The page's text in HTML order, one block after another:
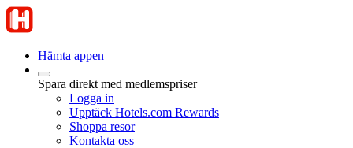
Hämta appen
Spara direkt med medlemspriser
Logga in
Upptäck Hotels.com Rewards
Shoppa resor
Kontakta oss